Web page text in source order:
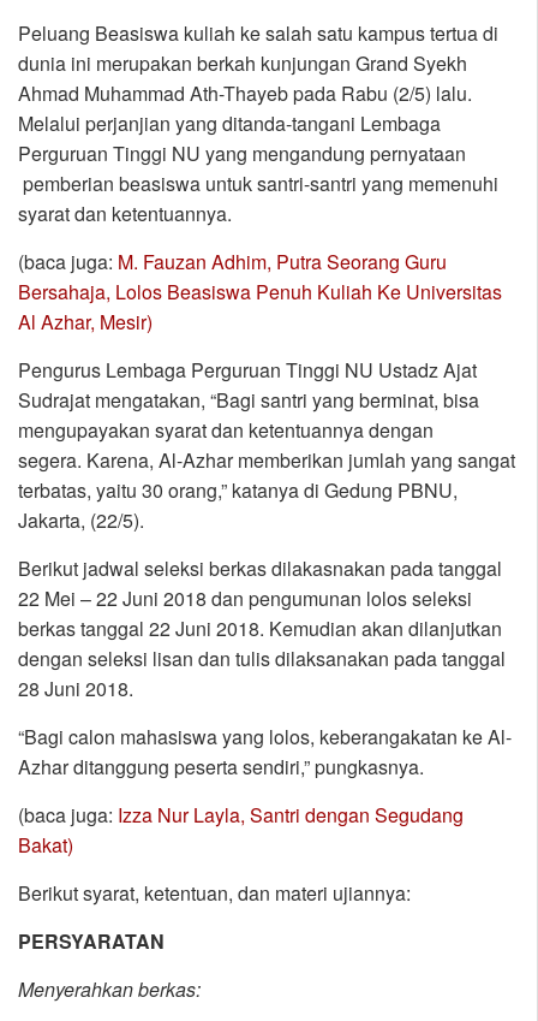
Peluang Beasiswa kuliah ke salah satu kampus tertua di
dunia ini merupakan berkah kunjungan Grand Syekh
Ahmad Muhammad Ath-Thayeb pada Rabu (2/5) lalu.
Melalui perjanjian yang ditanda-tangani Lembaga
Perguruan Tinggi NU yang mengandung pernyataan
pemberian beasiswa untuk santri-santri yang memenuhi
syarat dan ketentuannya.
(baca juga: M. Fauzan Adhim, Putra Seorang Guru
Bersahaja, Lolos Beasiswa Penuh Kuliah Ke Universitas
Al Azhar, Mesir)
Pengurus Lembaga Perguruan Tinggi NU Ustadz Ajat
Sudrajat mengatakan, “Bagi santri yang berminat, bisa
mengupayakan syarat dan ketentuannya dengan
segera. Karena, Al-Azhar memberikan jumlah yang sangat
terbatas, yaitu 30 orang,” katanya di Gedung PBNU,
Jakarta, (22/5).
Berikut jadwal seleksi berkas dilakasnakan pada tanggal
22 Mei – 22 Juni 2018 dan pengumunan lolos seleksi
berkas tanggal 22 Juni 2018. Kemudian akan dilanjutkan
dengan seleksi lisan dan tulis dilaksanakan pada tanggal
28 Juni 2018.
“Bagi calon mahasiswa yang lolos, keberangakatan ke Al-
Azhar ditanggung peserta sendiri,” pungkasnya.
(baca juga: Izza Nur Layla, Santri dengan Segudang
Bakat)
Berikut syarat, ketentuan, dan materi ujiannya:
PERSYARATAN
Menyerahkan berkas: